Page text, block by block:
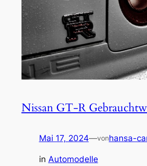
Nissan GT-R
Mai 17, 2024—vonhansa-
in Automodelle